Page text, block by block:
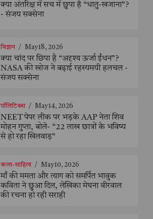
क्या अंतरिक्ष में सच में छुपा है “धातु-खजाना”?
- संजय सक्सेना
विज्ञान / May 18, 2026
क्या चांद पर छिपा है “अदृश्य ऊर्जा ईंधन”?
NASA की खोज ने बढ़ाई रहस्यमयी हलचल -
संजय सक्सेना
पॉलिटिक्स / May 14, 2026
NEET पेपर लीक पर भड़के AAP नेता शिव
मोहन गुप्ता, बोले- “22 लाख छात्रों के भविष्य
से हो रहा खिलवाड़”
कला-साहित्य / May 10, 2026
माँ की ममता और त्याग को समर्पित भावुक
कविता ने छुआ दिल, लेखिका मेघना वीरवाल
की रचना हो रही सराही